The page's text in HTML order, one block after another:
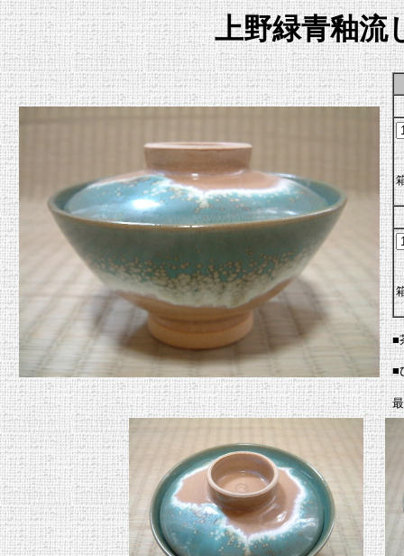
上野緑青釉流
■
■